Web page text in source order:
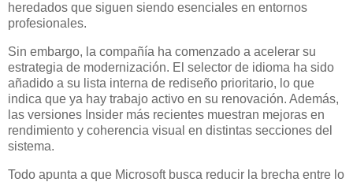
heredados que siguen siendo esenciales en entornos
profesionales.
Sin embargo, la compañía ha comenzado a acelerar su
estrategia de modernización. El selector de idioma ha sido
añadido a su lista interna de rediseño prioritario, lo que
indica que ya hay trabajo activo en su renovación. Además,
las versiones Insider más recientes muestran mejoras en
rendimiento y coherencia visual en distintas secciones del
sistema.
Todo apunta a que Microsoft busca reducir la brecha entre lo